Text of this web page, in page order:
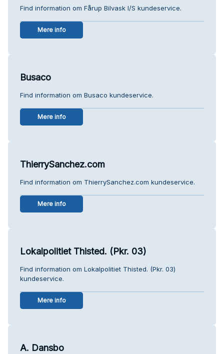
Find information om Fårup Bilvask I/S kundeservice.
Mere info
Busaco
Find information om Busaco kundeservice.
Mere info
ThierrySanchez.com
Find information om ThierrySanchez.com kundeservice.
Mere info
Lokalpolitiet Thisted. (Pkr. 03)
Find information om Lokalpolitiet Thisted. (Pkr. 03)
kundeservice.
Mere info
A. Dansbo